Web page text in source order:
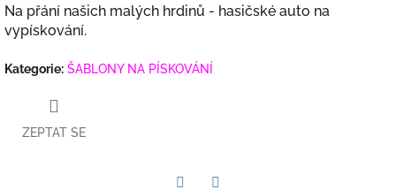
Na přání našich malých hrdinů - hasičské auto na
vypískování.
Kategorie: ŠABLONY NA PÍSKOVÁNÍ
ZEPTAT SE